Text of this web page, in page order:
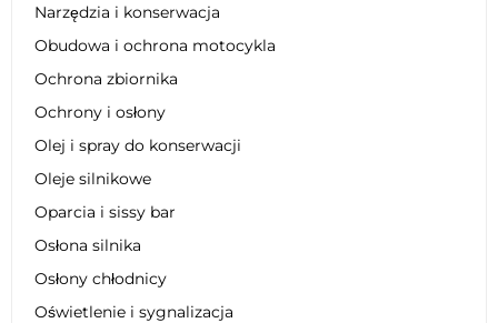
Narzędzia i konserwacja
Obudowa i ochrona motocykla
Ochrona zbiornika
Ochrony i osłony
Olej i spray do konserwacji
Oleje silnikowe
Oparcia i sissy bar
Osłona silnika
Osłony chłodnicy
Oświetlenie i sygnalizacja